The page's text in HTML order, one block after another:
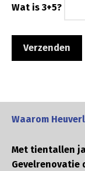
Wat is 3+5?
Waarom
Met tientallen
Gevelrenovatie